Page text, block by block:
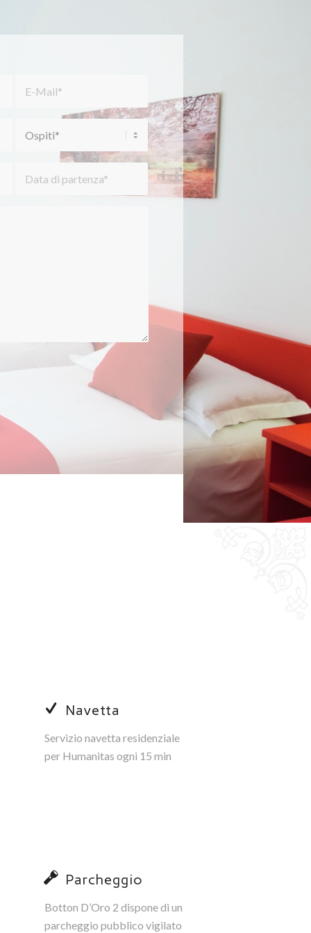
Navetta
Servizio navetta residenziale
per Humanitas ogni 15 min
Parcheggio
Botton D’Oro 2 dispone di un
parcheggio pubblico vigilato